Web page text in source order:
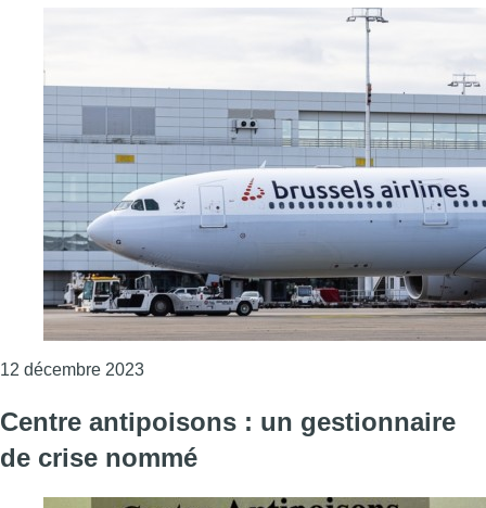
12 décembre 2023Consulter l'article "Les techniciens de
Centre antipoisons : un gestionnaire
de crise nommé